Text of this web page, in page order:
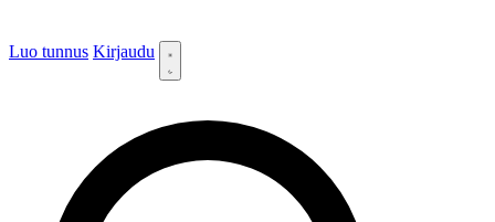
Luo tunnus Kirjaudu